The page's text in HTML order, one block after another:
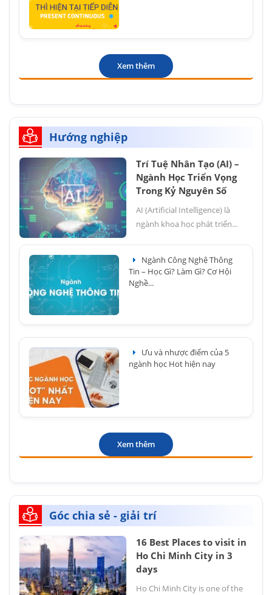
Xem thêm
Hướng nghiệp
Trí Tuệ Nhân Tạo (AI) –
Ngành Học Triển Vọng
Trong Kỷ Nguyên Số
AI (Artificial Intelligence) là
ngành khoa học phát triển...
Ngành Công Nghệ Thông
Tin – Học Gì? Làm Gì? Cơ Hội
Nghề...
Ưu và nhược điểm của 5
ngành học Hot hiện nay
Xem thêm
Góc chia sẻ - giải trí
16 Best Places to visit in
Ho Chi Minh City in 3
days
Ho Chi Minh City is one of the